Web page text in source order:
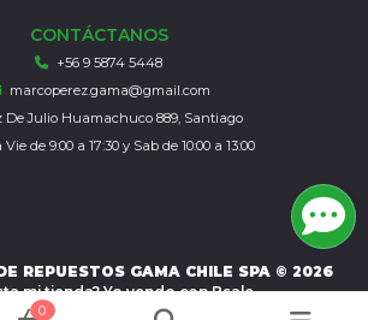
CONTÁCTANOS
+56 9 5874 5448
marcoperez.gama@gmail.com
De Julio Huamachuco 889, Santiago
de 9:00 a 17:30 y Sab de 10:00 a 13:00
REPUESTOS GAMA CHILE SPA © 2026
mi tienda? Yo vendo conBsale
0